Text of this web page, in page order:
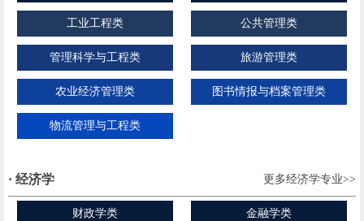
工业工程类 公共管理类
管理科学与工程类 旅游管理类
农业经济管理类 图书情报与档案管理类
物流管理与工程类
· 经济学 更多经济学专业>>
财政学类 金融学类